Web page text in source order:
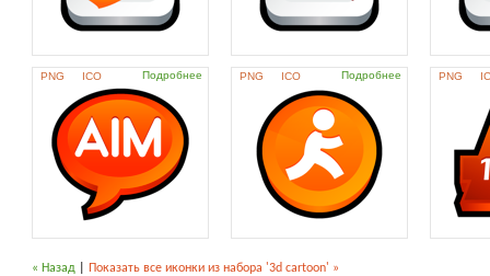
PNG ICO Подробнее PNG ICO Подробнее PNG
« Назад Показать все иконки из набора '3d cartoon' »